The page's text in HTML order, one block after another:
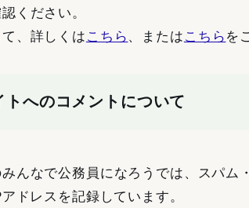
ください。
、詳しくは こちら 、または こちら を
トへのコメントについて
んなで公務員になろうでは、スパム
ドレスを記録しています。